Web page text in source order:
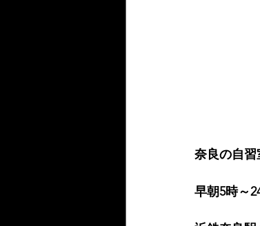
奈良の自習
早朝5時～